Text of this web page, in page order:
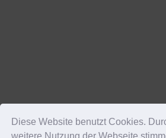
Diese Website benutzt Cookies.
weitere Nutzung der Webseite